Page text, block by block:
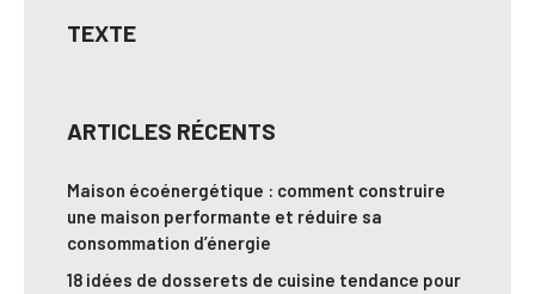
TEXTE
ARTICLES RÉCENTS
Maison écoénergétique : comment construire
une maison performante et réduire sa
consommation d’énergie
18 idées de dosserets de cuisine tendance pour